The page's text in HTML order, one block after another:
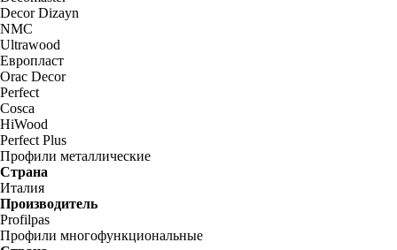
Decor Dizayn
NMC
Ultrawood
Европласт
Orac Decor
Perfect
Cosca
HiWood
Perfect Plus
Профили металлические
Страна
Италия
Производитель
Profilpas
Профили многофункциональные